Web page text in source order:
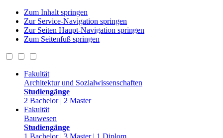
Zum Inhalt springen
Zur Service-Navigation springen
Zur Seiten Haupt-Navigation springen
Zum Seitenfuß springen
Fakultät
Architektur und Sozialwissenschaften
Studiengänge
2 Bachelor | 2 Master
Fakultät
Bauwesen
Studiengänge
1 Bachelor | 3 Master | 1 Diplom